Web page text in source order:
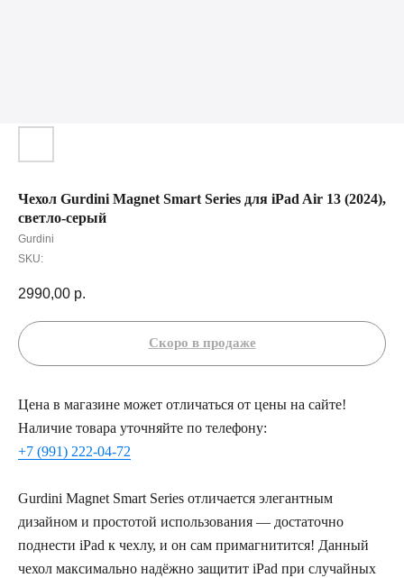
Чехол Gurdini Magnet Smart Series для iPad Air 13 (2024),
светло-серый
Gurdini
SKU:
2990,00 р.
Цена в магазине может отличаться от цены на сайте!
Наличие товара уточняйте по телефону:
+7 (991) 222-04-72
Gurdini Magnet Smart Series отличается элегантным
дизайном и простотой использования — достаточно
поднести iPad к чехлу, и он сам примагнитится! Данный
чехол максимально надёжно защитит iPad при случайных